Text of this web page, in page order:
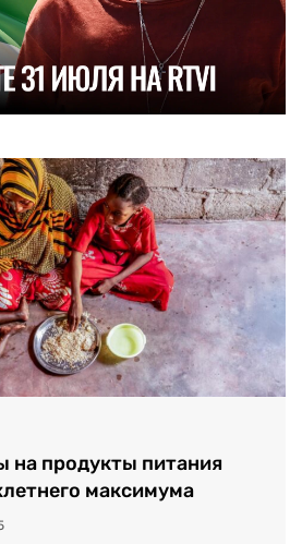
на продукты питания
максимума